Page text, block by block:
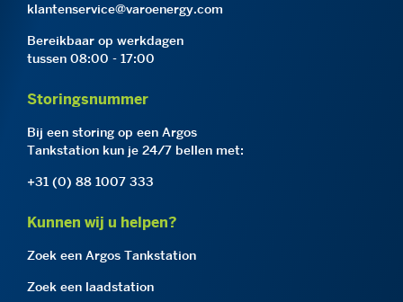
klantenservice@varoenergy.com
Bereikbaar op werkdagen
tussen 08:00 - 17:00
Storingsnummer
Bij een storing op een Argos
Tankstation kun je 24/7 bellen met:
+31 (0) 88 1007 333
Kunnen wij u helpen?
Zoek een Argos Tankstation
Zoek een laadstation